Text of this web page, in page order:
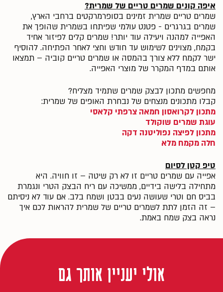
איפה קונים שמרים טריים של שמרית?
שמרים טריים שמרית זמינים בסופרמרקטים ברחבי הארץ,
שמרים בגרגרים - פטנט עולמי שפיתחו בשמרית שהופך את
האפייה למהנה ויעילה עוד יותר! שמרים קלים לפיזור אחיד
בקמח, מצוינים לשימוש עד חודש וחצי לאחר הפתיחה. להוסיף
ישר לקמח ללא צורך בהמסה או שמרים טריים קוביה – תמצאו
אותם במדף המקרר של מוצרי האפייה.
מחפשים מתכון לבצק שמרים שתמיד מצליח?
קבלו מתכונים מנצחים של נבחרת האופים של שמרית:
מתכון לקרואסון חמאה צרפתי קלאסי
עוגת שמרים שוקולד
מתכון לפיצה נפוליטנה דקה
חלה מקמח מלא
טיפ קטן לסיום
אפייה עם שמרים טריים זו לא רק שיטה – זו חוויה. היא
מתחילה בלישה בידיים, ממשיכה עם ריח הבצק הטרי ונגמרת
בביס חם וטרי שעושה נעים בבטן ושמח בלב. אם עוד לא ניסיתם
– זה הזמן לתת לשמרים טריים של שמרית להראות לכם איך
נראה בצק שמח באמת.
אולי יעניין אותך גם